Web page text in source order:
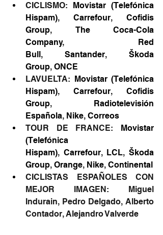
CICLISMO: Movistar (Telefónica
Hispam), Carrefour, Cofidis
Group, The Coca-Cola
Company, Red
Bull, Santander, Škoda
Group, ONCE
LAVUELTA: Movistar (Telefónica
Hispam), Carrefour, Cofidis
Group, Radiotelevisión
Española, Nike, Correos
TOUR DE FRANCE: Movistar
(Telefónica
Hispam), Carrefour, LCL, Škoda
Group, Orange, Nike, Continental
CICLISTAS ESPAÑOLES CON
MEJOR IMAGEN: Miguel
Indurain, Pedro Delgado, Alberto
Contador, Alejandro Valverde